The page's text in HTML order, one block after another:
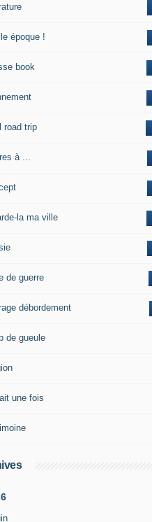
époque !
book
road trip
à ...
la ma ville
de guerre
débordement
de gueule
une fois